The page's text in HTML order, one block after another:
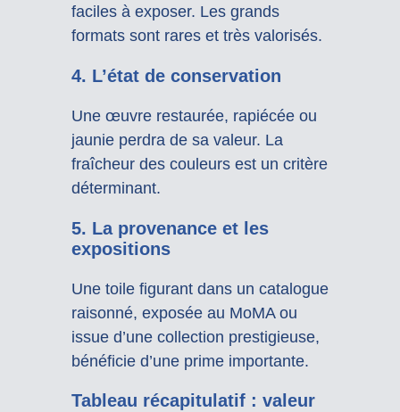
faciles à exposer. Les grands
formats sont rares et très valorisés.
4. L’état de conservation
Une œuvre restaurée, rapiécée ou
jaunie perdra de sa valeur. La
fraîcheur des couleurs est un critère
déterminant.
5. La provenance et les
expositions
Une toile figurant dans un catalogue
raisonné, exposée au MoMA ou
issue d’une collection prestigieuse,
bénéficie d’une prime importante.
Tableau récapitulatif : valeur